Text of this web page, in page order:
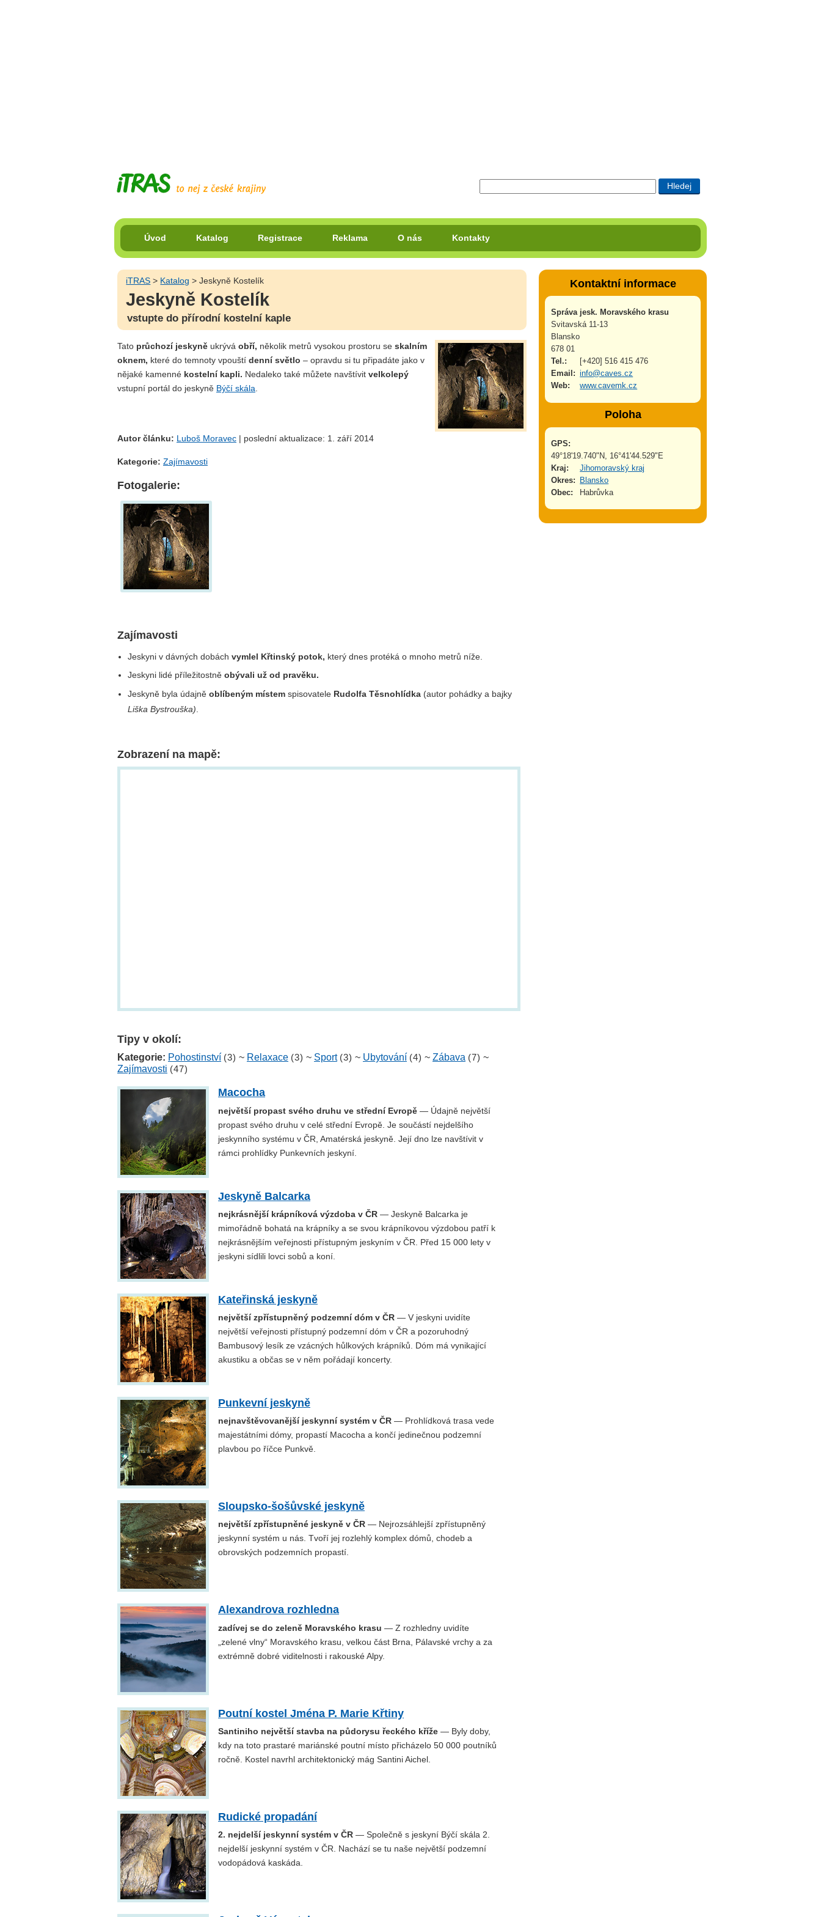
Úvod Katalog Registrace Reklama O nás Kontakty
iTRAS > Katalog > Jeskyně Kostelík
Jeskyně Kostelík
vstupte do přírodní kostelní kaple
Tato průchozí jeskyně ukrývá obří, několik metrů vysokou prostoru se skalním
oknem, které do temnoty vpouští denní světlo – opravdu si tu připadáte jako v
nějaké kamenné kostelní kapli. Nedaleko také můžete navštívit velkolepý
vstupní portál do jeskyně Býčí skála
Autor článku: Luboš Moravec | poslední aktualizace: 1. září 2014
Kategorie: Zajímavosti
Fotogalerie:
Zajímavosti
Jeskyni v dávných dobáchvymlel Křtinský potok, který dnes protéká o mnoho metrů níže.
Jeskyni lidé příležitostněobývali už od pravěku.
Jeskyně byla údajněoblíbeným místem spisovatele Rudolfa Těsnohlídka (autor pohádky a bajky
Liška Bystrouška)
Zobrazení na mapě:
Tipy v okolí:
Kategorie: Pohostinství (3) ~ Relaxace (3) ~ Sport (3) ~ Ubytování (4) ~ Zábava (7) ~
Zajímavosti (47)
Macocha
největší propast svého druhu ve střední Evropě — Údajně největší
propast svého druhu v celé střední Evropě. Je součástí nejdelšího
jeskynního systému v ČR, Amatérská jeskyně. Její dno lze navštívit v
rámci prohlídky Punkevních jeskyní.
Jeskyně Balcarka
nejkrásnější krápníková výzdoba v ČR — Jeskyně Balcarka je
mimořádně bohatá na krápníky a se svou krápníkovou výzdobou patří k
nejkrásnějším veřejnosti přístupným jeskyním v ČR. Před 15 000 lety v
jeskyni sídlili lovci sobů a koní.
Kateřinská jeskyně
největší zpřístupněný podzemní dóm v ČR — V jeskyni uvidíte
největší veřejnosti přístupný podzemní dóm v ČR a pozoruhodný
Bambusový lesík ze vzácných hůlkových krápníků. Dóm má vynikající
akustiku a občas se v něm pořádají koncerty.
Punkevní jeskyně
nejnavštěvovanější jeskynní systém v ČR — Prohlídková trasa vede
majestátními dómy, propastí Macocha a končí jedinečnou podzemní
plavbou po říčce Punkvě.
Sloupsko-šošůvské jeskyně
největší zpřístupněné jeskyně v ČR — Nejrozsáhlejší zpřístupněný
jeskynní systém u nás. Tvoří jej rozlehlý komplex dómů, chodeb a
obrovských podzemních propastí.
Alexandrova rozhledna
zadívej se do zeleně Moravského krasu — Z rozhledny uvidíte
„zelené vlny“ Moravského krasu, velkou část Brna, Pálavské vrchy a za
extrémně dobré viditelnosti i rakouské Alpy.
Poutní kostel Jména P. Marie Křtiny
Santiniho největší stavba na půdorysu řeckého kříže — Byly doby,
kdy na toto prastaré mariánské poutní místo přicházelo 50 000 poutníků
ročně. Kostel navrhl architektonický mág Santini Aichel.
Rudické propadání
2. nejdelší jeskynní systém v ČR — Společně s jeskyní Býčí skála 2.
nejdelší jeskynní systém v ČR. Nachází se tu naše největší podzemní
vodopádová kaskáda.
Kontaktní informace
Správa jesk. Moravského krasu
Svitavská 11-13
Blansko
678 01
Tel.:
[+420] 516 415 476
Email: info@caves.cz
Web:
www.cavemk.cz
Poloha
GPS:
49°18'19.740"N, 16°41'44.529"E
Kraj:
Jihomoravský kraj
Okres:
Blansko
Obec:
Habrůvka